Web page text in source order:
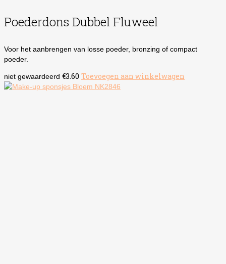
Poederdons Dubbel Fluweel
Voor het aanbrengen van losse poeder, bronzing of compact
poeder.
niet gewaardeerd €3.60 Toevoegen aan winkelwagen